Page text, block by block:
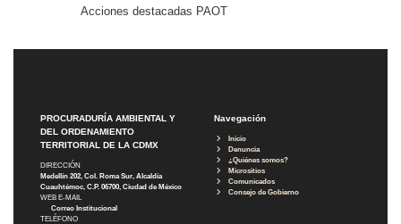
Acciones destacadas PAOT
PROCURADURÍA AMBIENTAL Y
DEL ORDENAMIENTO
TERRITORIAL DE LA CDMX
DIRECCIÓN
Medellín 202, Col. Roma Sur, Alcaldía
Cuauhtémoc, C.P. 06700, Ciudad de México
WEB E-MAIL
Correo Institucional
TELÉFONO
Navegación
Inicio
Denuncia
¿Quiénes somos?
Micrositios
Comunicados
Consejo de Gobierno